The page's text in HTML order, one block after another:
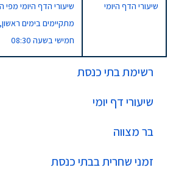
רשימת בתי כנסת
שיעורי דף יומי
בר מצווה
זמני שחרית בבתי כנסת
שיעורי הדף היומי
שיעורי הדף היומי מפי
מתקיימים בימים
חמישי בשעה 08:30